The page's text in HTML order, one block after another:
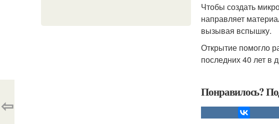
Чтобы создать
направляет
вызывая вспышку.
Открытие помогло
последних 40 лет в
Понравилось?
⇦